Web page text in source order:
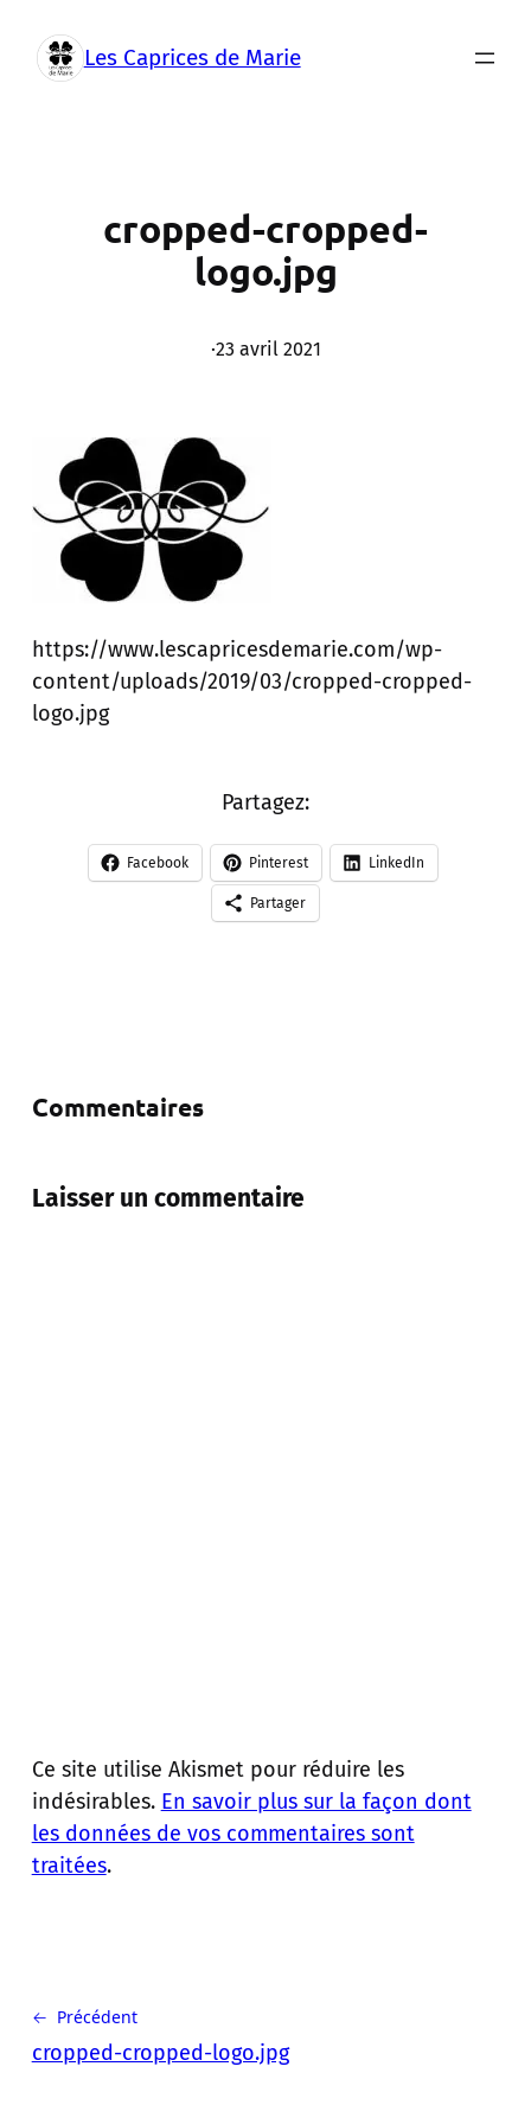
contenu
Les Caprices de Marie
cropped-cropped-
logo.jpg
·23 avril 2021
https://www.lescapricesdemarie.com/wp-
content/uploads/2019/03/cropped-cropped-
logo.jpg
Partagez:
Facebook Pinterest LinkedIn
Partager
Commentaires
Laisser un commentaire
Ce site utilise Akismet pour réduire les
indésirables. En savoir plus sur la façon dont
les données de vos commentaires sont
traitées.
← Précédent
cropped-cropped-logo.jpg